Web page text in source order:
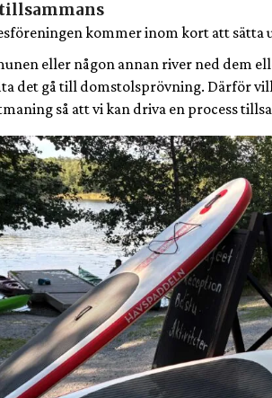
kommer inom kort att sätta
eller någon annan river ned dem
det gå till domstolsprövning. Därför
så att vi kan driva en process